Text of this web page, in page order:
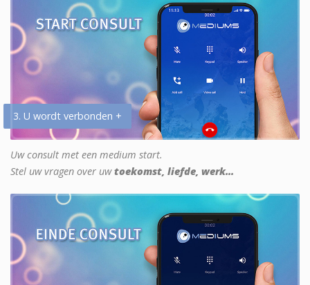
3. U wordt verbonden +
Uw consult met een medium start.
Stel uw vragen over uwtoekomst, liefde, werk...